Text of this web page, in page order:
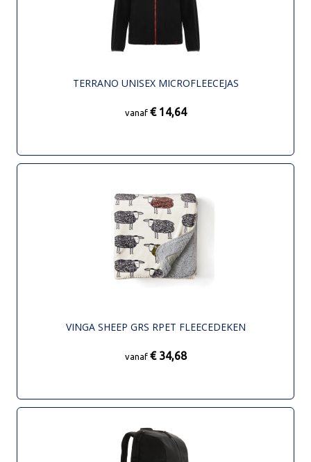
TERRANO UNISEX MICROFLEECEJAS
vanaf € 14,64
VINGA SHEEP GRS RPET FLEECEDEKEN
vanaf € 34,68